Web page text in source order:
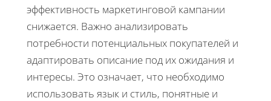
эффективность маркетинговой кампании
снижается. Важно анализировать
потребности потенциальных покупателей и
адаптировать описание под их ожидания и
интересы. Это означает, что необходимо
использовать язык и стиль, понятные и